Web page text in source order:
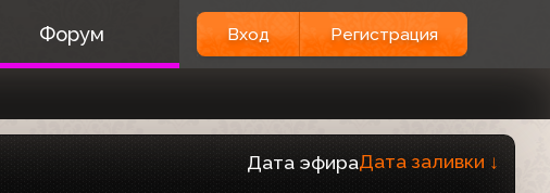
Форум Вход Регистрация
Дата эфираДата заливки ↓